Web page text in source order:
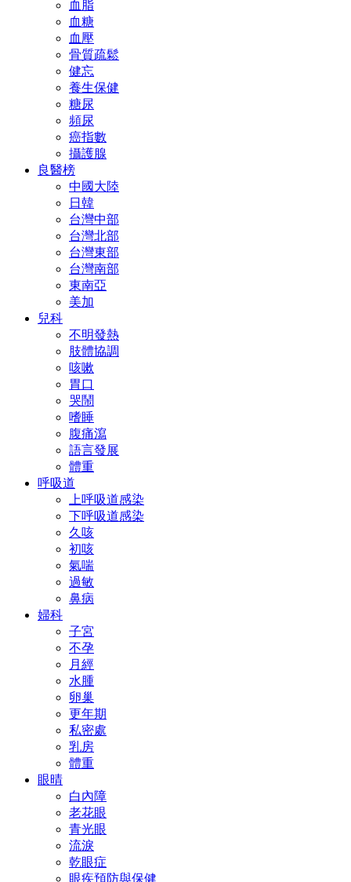
血脂
血糖
血壓
骨質疏鬆
健忘
養生保健
糖尿
頻尿
癌指數
攝護腺
良醫榜
中國大陸
日韓
台灣中部
台灣北部
台灣東部
台灣南部
東南亞
美加
兒科
不明發熱
肢體協調
咳嗽
胃口
哭鬧
嗜睡
腹痛瀉
語言發展
體重
呼吸道
上呼吸道感染
下呼吸道感染
久咳
初咳
氣喘
過敏
鼻病
婦科
子宮
不孕
月經
水腫
卵巢
更年期
私密處
乳房
體重
眼晴
白內障
老花眼
青光眼
流淚
乾眼症
眼疾預防與保健